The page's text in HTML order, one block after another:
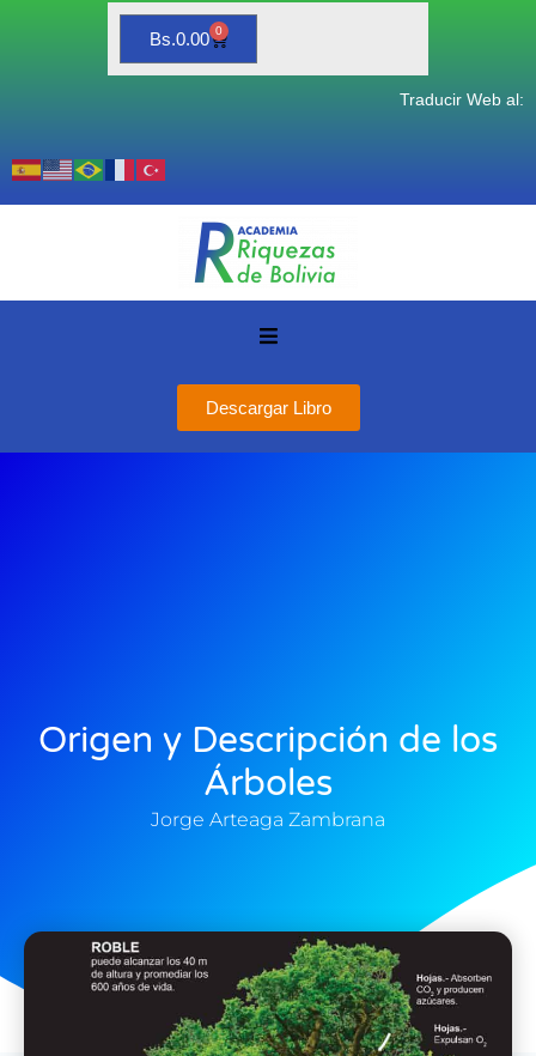
Bs.0.00 0
Traducir Web al:
Descargar Libro
Origen y Descripción de los
Árboles
Jorge Arteaga Zambrana